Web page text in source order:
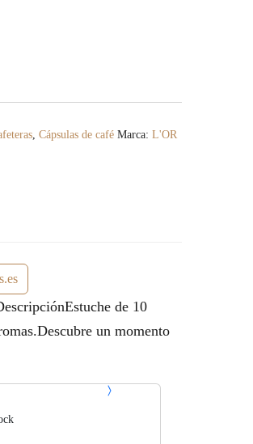
,Cápsulas de café Marca:L'OR
de 10
un momento